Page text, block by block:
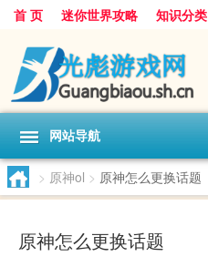
首 页 迷你世界攻略 知识分类
网站导航
> 原神ol > 原神怎么更换话题
原神怎么更换话题